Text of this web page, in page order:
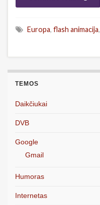
Europa, flash animacija,
TEMOS
Daikčiukai
DVB
Google
Gmail
Humoras
Internetas